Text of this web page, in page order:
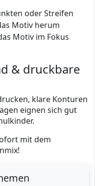
oder Streifen
Motiv herum
Motiv im Fokus
& druckbare
klare Konturen
eignen sich gut
mit dem